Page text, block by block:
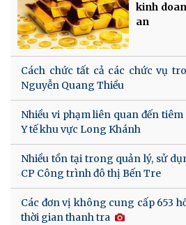
kinh
an
Cách chức tất cả các chức vụ
Nguyễn Quang Thiều
Nhiều vi phạm liên quan đến
Y tế khu vực Long Khánh
Nhiều tồn tại trong quản lý, sử
CP Công trình đô thị Bến Tre
Các đơn vị không cung cấp 653
thời gian thanh tra